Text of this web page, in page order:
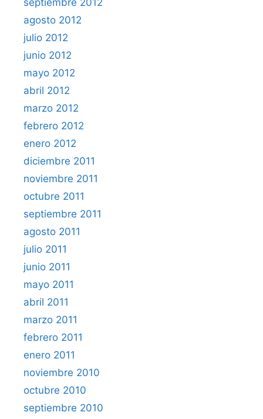
septiembre 2012
agosto 2012
julio 2012
junio 2012
mayo 2012
abril 2012
marzo 2012
febrero 2012
enero 2012
diciembre 2011
noviembre 2011
octubre 2011
septiembre 2011
agosto 2011
julio 2011
junio 2011
mayo 2011
abril 2011
marzo 2011
febrero 2011
enero 2011
noviembre 2010
octubre 2010
septiembre 2010